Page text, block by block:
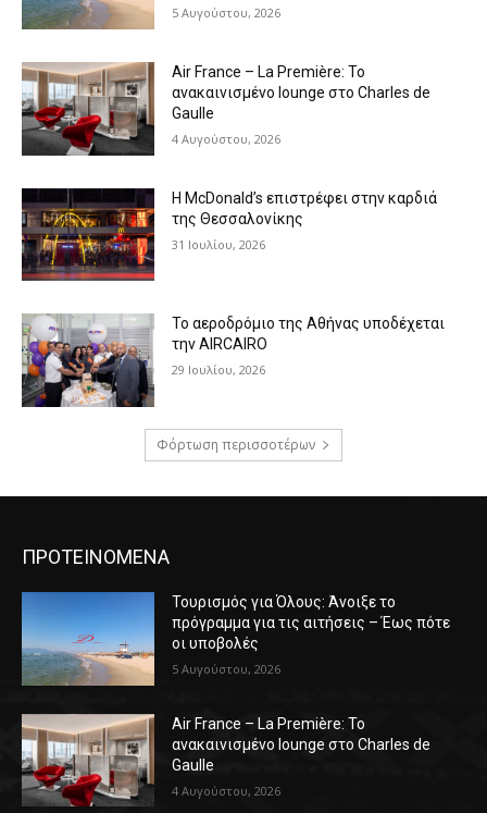
5 Αυγούστου, 2026
Air France – La Première: Το
ανακαινισμένο lounge στο Charles de
Gaulle
4 Αυγούστου, 2026
Η McDonald’s επιστρέφει στην καρδιά
της Θεσσαλονίκης
31 Ιουλίου, 2026
Το αεροδρόμιο της Αθήνας υποδέχεται
την AIRCAIRO
29 Ιουλίου, 2026
Φόρτωση περισσοτέρων
ΠΡΟΤΕΙΝΟΜΕΝΑ
Τουρισμός για Όλους: Άνοιξε το
πρόγραμμα για τις αιτήσεις – Έως πότε
οι υποβολές
5 Αυγούστου, 2026
Air France – La Première: Το
ανακαινισμένο lounge στο Charles de
Gaulle
4 Αυγούστου, 2026